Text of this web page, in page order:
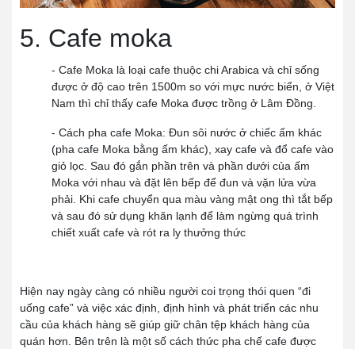
5. Cafe moka
- Cafe Moka là loại cafe thuộc chi Arabica và chỉ sống
được ở độ cao trên 1500m so với mực nước biển, ở Việt
Nam thì chỉ thấy cafe Moka được trồng ở Lâm Đồng.
- Cách pha cafe Moka: Đun sôi nước ở chiếc ấm khác
(pha cafe Moka bằng ấm khác), xay cafe và đổ cafe vào
giỏ lọc. Sau đó gắn phần trên và phần dưới của ấm
Moka với nhau và đặt lên bếp để đun và vặn lửa vừa
phải. Khi cafe chuyển qua màu vàng mật ong thì tắt bếp
và sau đó sử dụng khăn lạnh để làm ngừng quá trình
chiết xuất cafe và rót ra ly thưởng thức
Hiện nay ngày càng có nhiều người coi trọng thói quen “đi
uống cafe” và việc xác định, định hình và phát triển các nhu
cầu của khách hàng sẽ giúp giữ chân tệp khách hàng của
quán hơn. Bên trên là một số cách thức pha chế cafe được